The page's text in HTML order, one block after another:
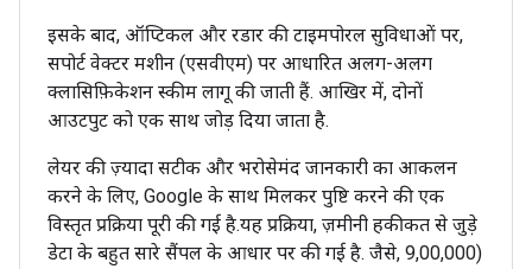
इसके बाद, ऑप्टिकल और रडार की टाइमपोरल सुविधाओं पर,
सपोर्ट वेक्टर मशीन (एसवीएम) पर आधारित अलग-अलग
क्लासिफ़िकेशन स्कीम लागू की जाती हैं. आखिर में, दोनों
आउटपुट को एक साथ जोड़ दिया जाता है.
लेयर की ज़्यादा सटीक और भरोसेमंद जानकारी का आकलन
करने के लिए, Google के साथ मिलकर पुष्टि करने की एक
विस्तृत प्रक्रिया पूरी की गई है.यह प्रक्रिया, ज़मीनी हकीकत से जुड़े
डेटा के बहुत सारे सैंपल के आधार पर की गई है. जैसे, 9,00,000)